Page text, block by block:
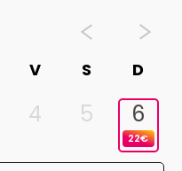
V S D
4 5 6
22€